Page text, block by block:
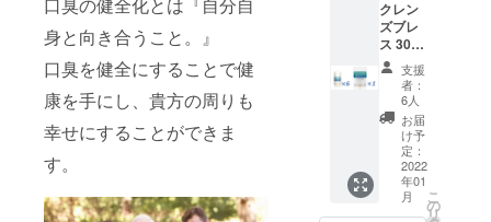
口臭の健全化とは『自分自
身と向き合うこと。』
口臭を健全にすることで健
康を手にし、貴方の周りも
幸せにすることができま
す。
割引！
(通常価
格5,800
円(税別)
× 4本 +
通常価
格2,500
円(税別)
× 2袋=
31,020
円+送
クレン
ズブレ
ス 30粒
入りボ
トル 6
個 クレ
ンズブ
レス 10
粒入り
アルミ
パウチ
１袋 通
支援
者：
6人
お届
け予
定：
2022
年01
月
こ
の
リ